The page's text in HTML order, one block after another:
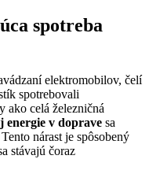
spotreba
elektromobilov, čelí
spotrebovali
ako celá železničná
energie v doprave sa
nárast je spôsobený
stávajú čoraz